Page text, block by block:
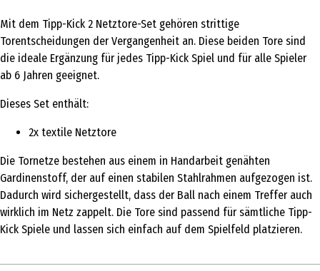
Mit dem Tipp-Kick 2 Netztore-Set gehören strittige
Torentscheidungen der Vergangenheit an. Diese beiden Tore sind
die ideale Ergänzung für jedes Tipp-Kick Spiel und für alle Spieler
ab 6 Jahren geeignet.
Dieses Set enthält:
2x textile Netztore
Die Tornetze bestehen aus einem in Handarbeit genähten
Gardinenstoff, der auf einen stabilen Stahlrahmen aufgezogen ist.
Dadurch wird sichergestellt, dass der Ball nach einem Treffer auch
wirklich im Netz zappelt. Die Tore sind passend für sämtliche Tipp-
Kick Spiele und lassen sich einfach auf dem Spielfeld platzieren.